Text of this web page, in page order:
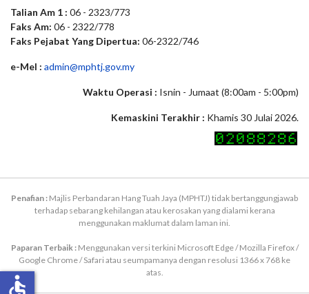
Talian Am 1 : 06 - 2323/773
Faks Am: 06 - 2322/778
Faks Pejabat Yang Dipertua: 06-2322/746
e-Mel : admin@mphtj.gov.my
Waktu Operasi : Isnin - Jumaat (8:00am - 5:00pm)
Kemaskini Terakhir : Khamis 30 Julai 2026.
Penafian : Majlis Perbandaran Hang Tuah Jaya (MPHTJ) tidak bertanggungjawab
terhadap sebarang kehilangan atau kerosakan yang dialami kerana
menggunakan maklumat dalam laman ini.
Paparan Terbaik :Menggunakan versi terkini Microsoft Edge / Mozilla Firefox /
Google Chrome / Safari atau seumpamanya dengan resolusi 1366 x 768 ke
atas.
accessible